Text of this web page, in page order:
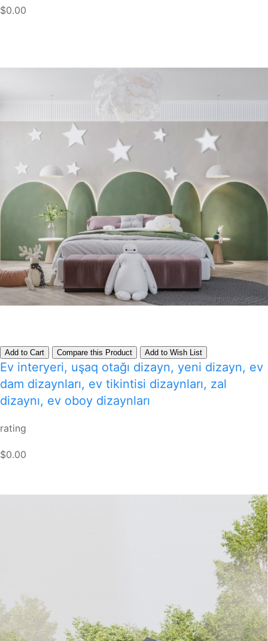
$0.00
Add to Cart Compare this Product Add to Wish List
Ev interyeri, uşaq otağı dizayn, yeni dizayn, ev
dam dizaynları, ev tikintisi dizaynları, zal
dizaynı, ev oboy dizaynları
rating
$0.00